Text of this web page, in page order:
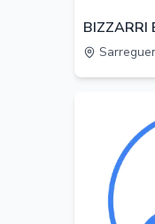
BIZZARRI